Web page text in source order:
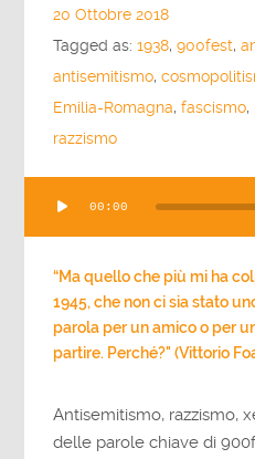
20 Ottobre 2018
Tagged as:1938,900fest,
antisemitismo,
Emilia-Romagna,fascismo,
razzismo
Player
00:00
“Ma quello che più mi ha
1945, che non ci sia stato
parola per un amico o per
partire. Perché?" (Vittorio
Antisemitismo, razzismo,
delle parole chiave di